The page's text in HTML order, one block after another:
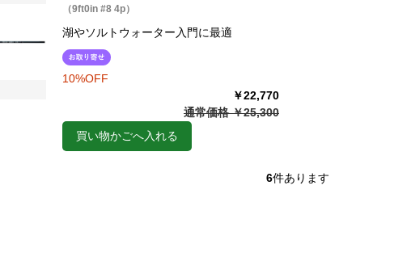
（9ft0in #8 4p）
湖やソルトウォーター入門に最適
10%OFF
￥22,770
通常価格 ￥25,300
買い物かごへ入れる
6件あります